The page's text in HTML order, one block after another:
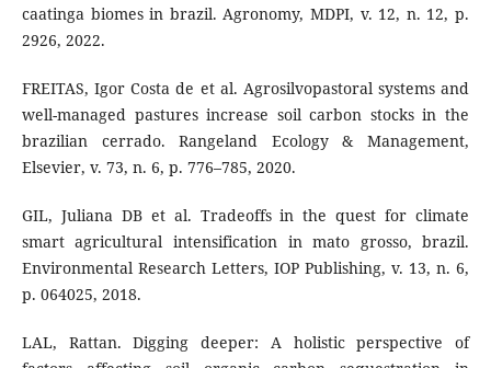
caatinga biomes in brazil. Agronomy, MDPI, v. 12, n. 12, p.
2926, 2022.
FREITAS, Igor Costa de et al. Agrosilvopastoral systems and
well-managed pastures increase soil carbon stocks in the
brazilian cerrado. Rangeland Ecology & Management,
Elsevier, v. 73, n. 6, p. 776–785, 2020.
GIL, Juliana DB et al. Tradeoffs in the quest for climate
smart agricultural intensification in mato grosso, brazil.
Environmental Research Letters, IOP Publishing, v. 13, n. 6,
p. 064025, 2018.
LAL, Rattan. Digging deeper: A holistic perspective of